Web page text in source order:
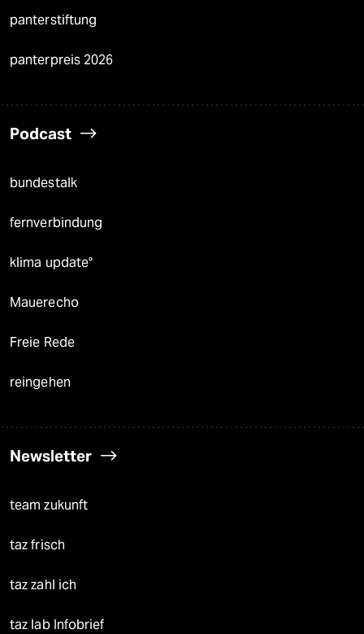
panterstiftung
panterpreis 2026
Podcast
bundestalk
fernverbindung
klima update°
Mauerecho
Freie Rede
reingehen
Newsletter
team zukunft
taz frisch
taz zahl ich
taz lab Infobrief